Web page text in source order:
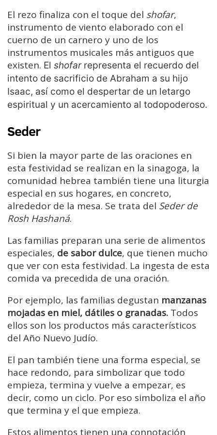
El rezo finaliza con el toque del shofar,
instrumento de viento elaborado con el
cuerno de un carnero y uno de los
instrumentos musicales más antiguos que
existen. El shofarrepresenta el recuerdo del
intento de sacrificio de Abraham a su hijo
Isaac, así como el despertar de un letargo
espiritual y un acercamiento al todopoderoso.
Seder
Si bien la mayor parte de las oraciones en
esta festividad se realizan en la sinagoga, la
comunidad hebrea también tiene una liturgia
especial en sus hogares, en concreto,
alrededor de la mesa. Se trata del Seder de
Rosh Hashaná.
Las familias preparan una serie de alimentos
especiales, de sabor dulce, que tienen mucho
que ver con esta festividad. La ingesta de esta
comida va precedida de una oración.
Por ejemplo, las familias degustan manzanas
mojadas en miel, dátiles o granadas. Todos
ellos son los productos más característicos
del Año Nuevo Judío.
El pan también tiene una forma especial, se
hace redondo, para simbolizar que todo
empieza, termina y vuelve a empezar, es
decir, como un ciclo. Por eso simboliza el año
que termina y el que empieza.
Estos alimentos tienen una connotación